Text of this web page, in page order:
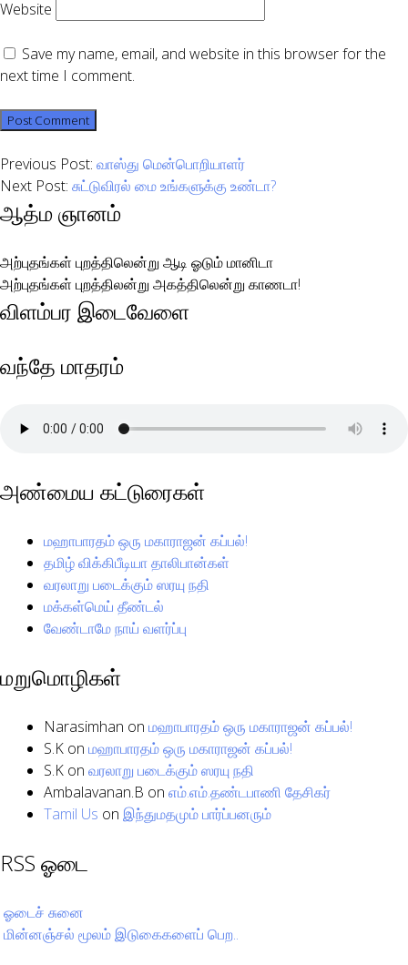
Website
Save my name, email, and website in this browser for the
next time I comment.
Previous Post: வாஸ்து மென்பொறியாளர்
Next Post: சுட்டுவிரல் மை உங்களுக்கு உண்டா?
ஆத்ம ஞானம்
அற்புதங்கள் புறத்திலென்று ஆடி ஓடும் மானிடா
அற்புதங்கள் புறத்திலன்று அகத்திலென்று காணடா!
விளம்பர இடைவேளை
வந்தே மாதரம்
அண்மைய கட்டுரைகள்
மஹாபாரதம் ஒரு மகாராஜன் கப்பல்!
தமிழ் விக்கிபீடியா தாலிபான்கள்
வரலாறு படைக்கும் ஸரயு நதி
மக்கள்மெய் தீண்டல்
வேண்டாமே நாய் வளர்ப்பு
மறுமொழிகள்
Narasimhan on மஹாபாரதம் ஒரு மகாராஜன் கப்பல்!
S.K on மஹாபாரதம் ஒரு மகாராஜன் கப்பல்!
S.K on வரலாறு படைக்கும் ஸரயு நதி
Ambalavanan.B on எம்.எம்.தண்டபாணி தேசிகர்
Tamil Us on இந்துமதமும் பார்ப்பனரும்
RSS ஓடை
ஓடைச் சுனை
மின்னஞ்சல் மூலம் இடுகைகளைப் பெற..